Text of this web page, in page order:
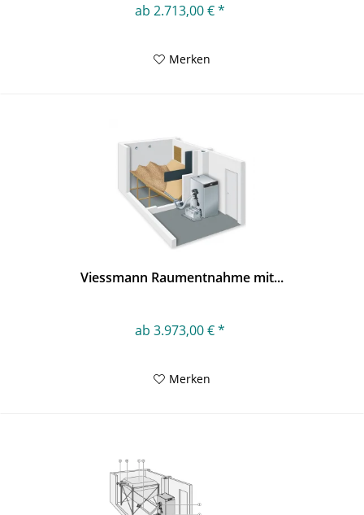
ab 2.713,00 € *
Merken
Viessmann Raumentnahme mit...
ab 3.973,00 € *
Merken